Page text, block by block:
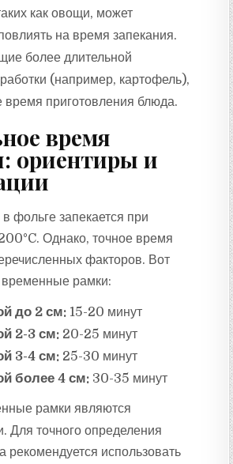
как овощи, может
на время запекания.
более длительной
(например, картофель),
время приготовления блюда.
время
ориентиры и
фольге запекается при
Однако, точное время
факторов. Вот
рамки:
до 2 см: 15-20 минут
2-3 см: 20-25 минут
3-4 см: 25-30 минут
более 4 см: 30-35 минут
рамки являются
Для точного определения
рекомендуется использовать